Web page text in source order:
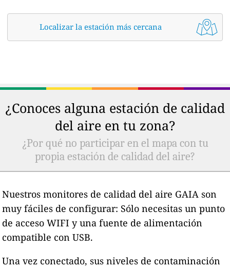
Localizar la estación más cercana
¿Conoces alguna estación de calidad
del aire en tu zona?
¿Por qué no participar en el mapa con tu
propia estación de calidad del aire?
Nuestros monitores de calidad del aire GAIA son
muy fáciles de configurar: Sólo necesitas un punto
de acceso WIFI y una fuente de alimentación
compatible con USB.
Una vez conectado, sus niveles de contaminación